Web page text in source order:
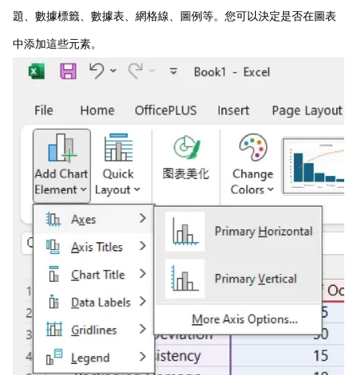
題、數據標籤、數據表、網格線、圖例等。您可以決定是否在圖表
中添加這些元素。